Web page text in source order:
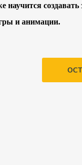
создавать
и анимации.